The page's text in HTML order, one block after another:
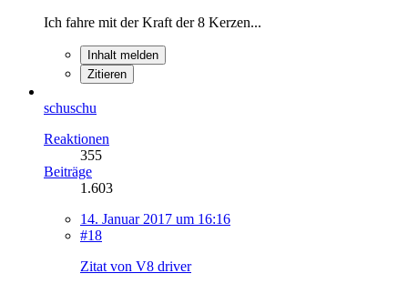
Ich fahre mit der Kraft der 8 Kerzen...
Inhalt melden
Zitieren
schuschu
Reaktionen
355
Beiträge
1.603
14. Januar 2017 um 16:16
#18
Zitat von V8 driver